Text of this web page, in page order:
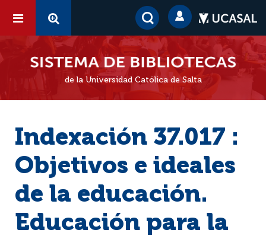
de la Universidad Católica de Salta
Indexación 37.017 :
Objetivos e ideales
de la educación.
Educación para la